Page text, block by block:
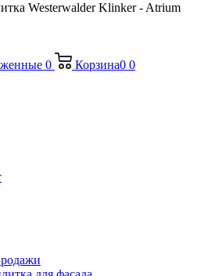
Westerwalder Klinker - Atrium
0 Корзина0 0